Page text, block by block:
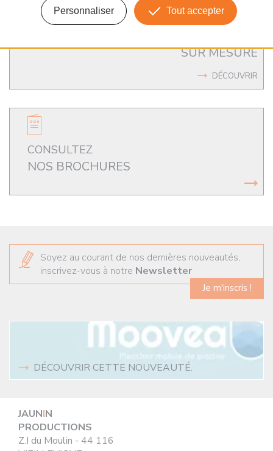
SUR MESURE
DÉCOUVRIR
CONSULTEZ
NOS BROCHURES
Soyez au courant de nos dernières nouveautés,
inscrivez-vous à notre Newsletter
Je m'inscris !
DÉCOUVRIR CETTE NOUVEAUTÉ.
JAUNIN
PRODUCTIONS
Z.I du Moulin - 44 116
Tout accepter
Personnaliser